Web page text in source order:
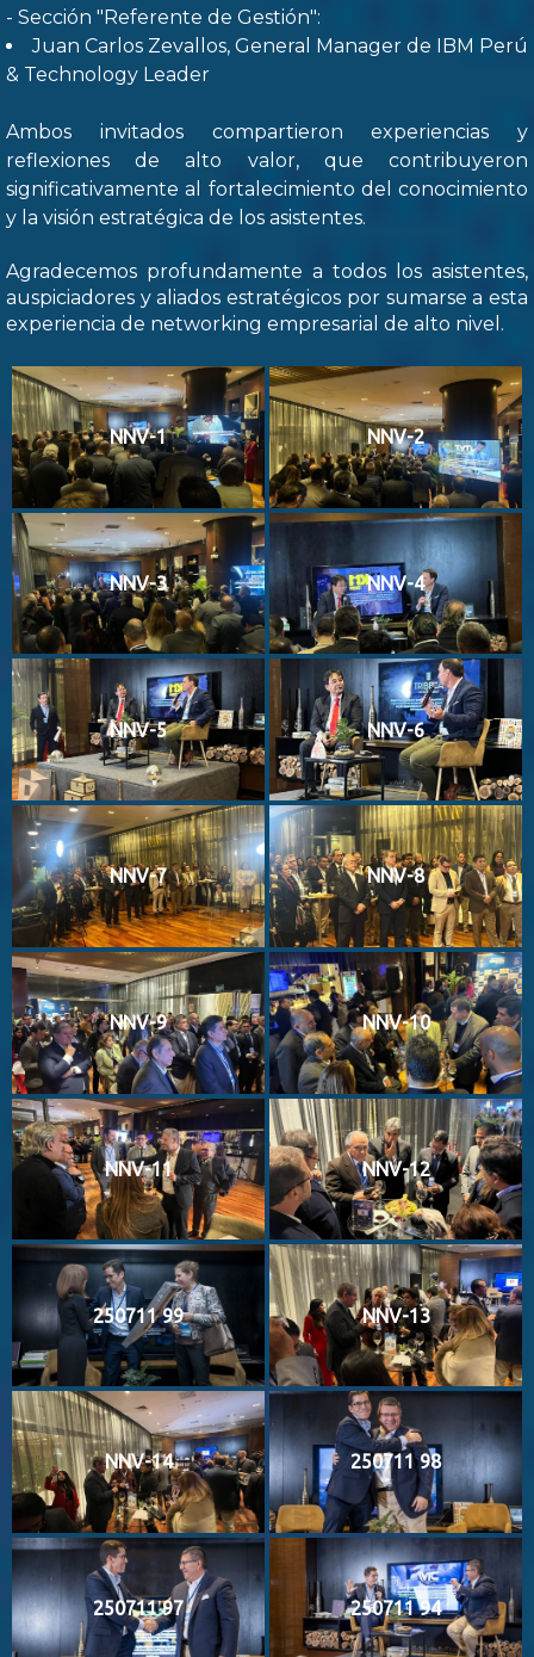
- Sección "Referente de Gestión":
Juan Carlos Zevallos, General Manager de IBM Perú
& Technology Leader
Ambos invitados compartieron experiencias y
reflexiones de alto valor, que contribuyeron
significativamente al fortalecimiento del conocimiento
y la visión estratégica de los asistentes.
Agradecemos profundamente a todos los asistentes,
auspiciadores y aliados estratégicos por sumarse a esta
experiencia de networking empresarial de alto nivel.
NNV-1 NNV-2
NNV-3 NNV-4
NNV-5 NNV-6
NNV-7 NNV-8
NNV-9 NNV-10
NNV-11 NNV-12
250711 99 NNV-13
NNV-14 250711 98
250711 97 250711 94